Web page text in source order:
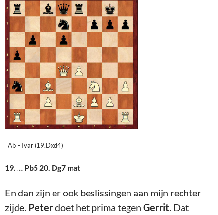
Ab – Ivar (19.Dxd4)
19. … Pb5 20. Dg7 mat
En dan zijn er ook beslissingen aan mijn rechter
zijde. Peterdoet het prima tegen Gerrit . Dat